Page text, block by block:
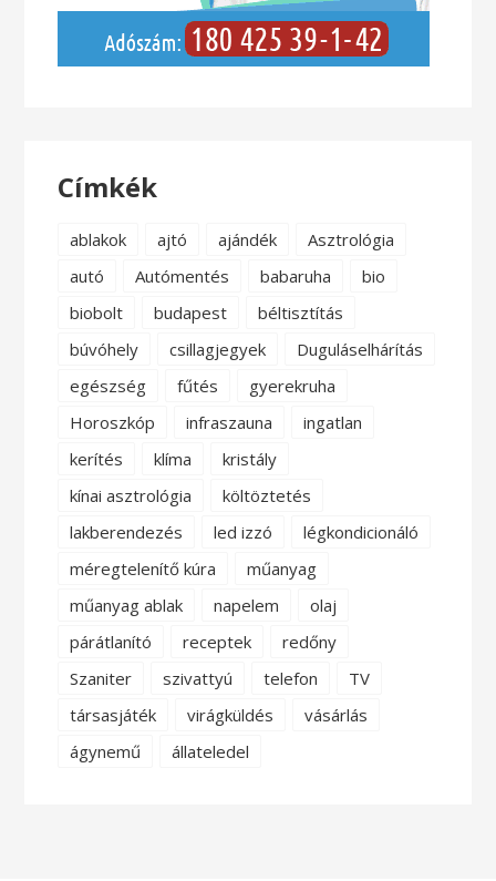
Címkék
ablakok ajtó ajándék
Asztrológia
autó
Autómentés babaruha
bio
biobolt
budapest
béltisztítás
búvóhely
csillagjegyek
Duguláselhárítás
egészség
fűtés
gyerekruha
Horoszkóp
infraszauna
ingatlan
kerítés
klíma
kristály
kínai asztrológia
költöztetés
lakberendezés
led izzó
légkondicionáló
méregtelenítő kúra
műanyag
műanyag ablak
napelem
olaj
párátlanító
receptek
redőny
Szaniter
szivattyú telefon
TV
társasjáték
virágküldés
vásárlás
ágynemű
állateledel